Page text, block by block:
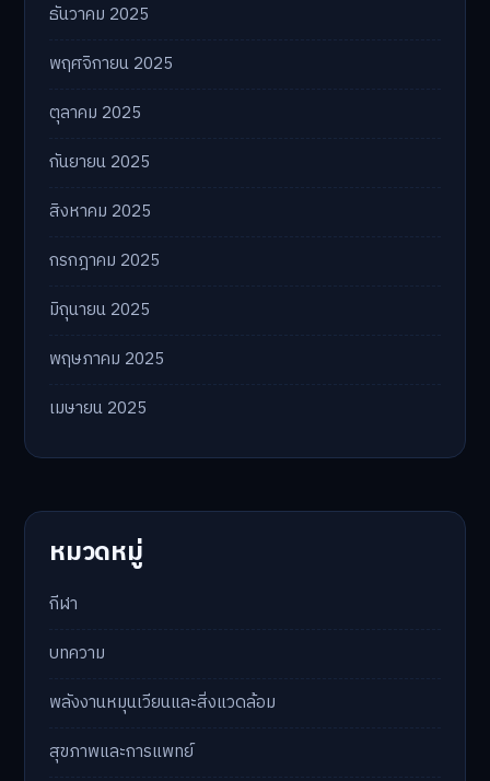
ธันวาคม 2025
พฤศจิกายน 2025
ตุลาคม 2025
กันยายน 2025
สิงหาคม 2025
กรกฎาคม 2025
มิถุนายน 2025
พฤษภาคม 2025
เมษายน 2025
หมวดหมู่
กีฬา
บทความ
พลังงานหมุนเวียนและสิ่งแวดล้อม
สุขภาพและการแพทย์